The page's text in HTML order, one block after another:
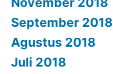
September 2018
Agustus 2018
Juli 2018